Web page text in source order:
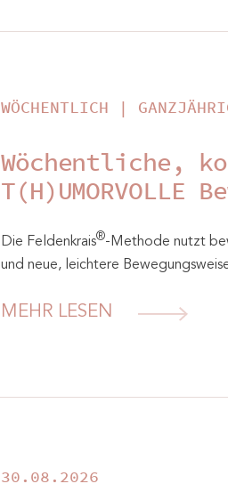
WÖCHENTLICH |
Wöchentliche,
T(H)UMORVOLLE
Die Feldenkrais®-Methode nutzt
und neue, leichtere
MEHR LESEN
30.08.2026